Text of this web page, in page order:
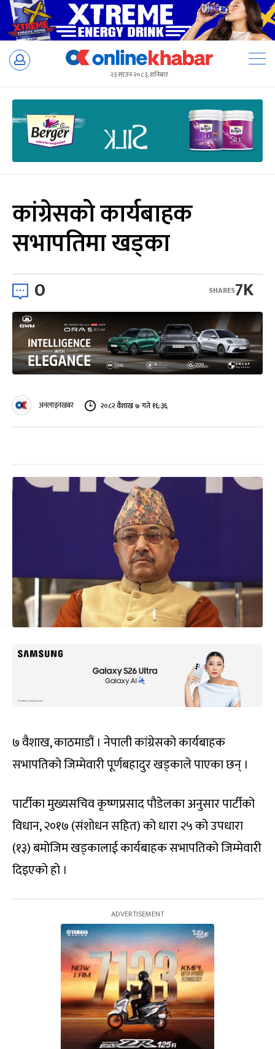
Skip
२३ साउन २०८३, शनिबार
कांग्रेसको कार्यबाहक
सभापतिमा खड्का
0 7K
SHARES
अनलाइनखबर २०८२ वैशाख ७ गते १६:३६
७ वैशाख, काठमाडौं । नेपाली कांग्रेसको कार्यबाहक
सभापतिको जिम्मेवारी पूर्णबहादुर खड्काले पाएका छन् ।
पार्टीका मुख्यसचिव कृष्णप्रसाद पौडेलका अनुसार पार्टीको
विधान, २०१७ (संशोधन सहित) को धारा २५ को उपधारा
(१३) बमोजिम खड्कालाई कार्यबाहक सभापतिको जिम्मेवारी
दिइएको हो ।